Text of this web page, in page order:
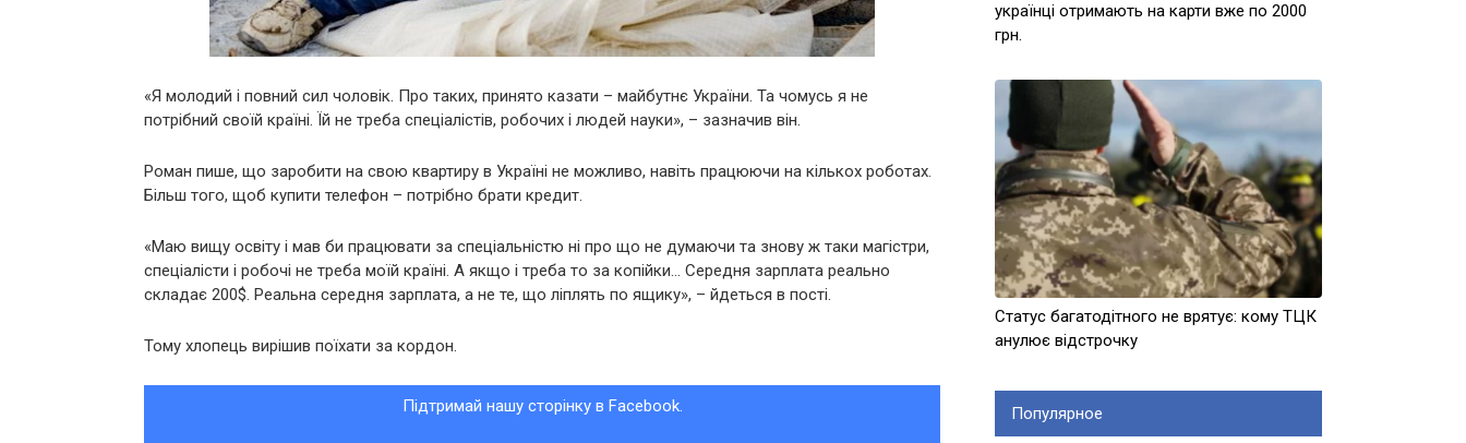
«Я молодий і повний сил чоловік. Про таких, принято казати – майбутнє України. Та чомусь я не
потрібний своїй країні. Їй не треба спеціалістів, робочих і людей науки», – зазначив він.
Роман пише, що заробити на свою квартиру в Україні не можливо, навіть працюючи на кількох роботах.
Більш того, щоб купити телефон – потрібно брати кредит.
«Маю вищу освіту і мав би працювати за спеціальністю ні про що не думаючи та знову ж таки магістри,
спеціалісти і робочі не треба моїй країні. А якщо і треба то за копійки… Середня зарплата реально
складає 200$. Реальна середня зарплата, а не те, що ліплять по ящику», – йдеться в пості.
Тому хлопець вирішив поїхати за кордон.
Підтримай нашу сторінку в Facebook.
українці отримають на карти вже по 2000
грн.
Статус багатодітного не врятує: кому ТЦК
анулює відстрочку
Популярное